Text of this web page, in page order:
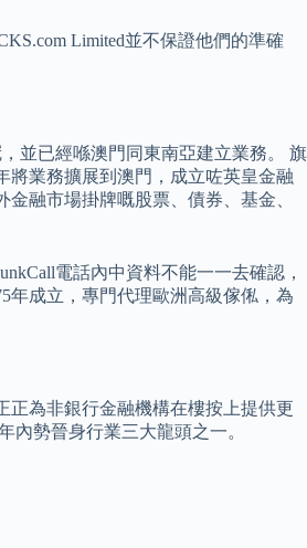
Limited並不保證他們的準確
並已經喺澳門同東南亞建立業務。 旗
將業務擴展到澳門，成立咗英皇金融
融市場掛牌嘅股票、債券、基金、
電話內中資料不能一一去確認，
年成立，專門代理歐洲高級傢俬，為
正為非銀行金融機構在樓按上提供更
內勢晉身行業三大龍頭之一。